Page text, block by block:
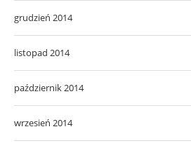
grudzień 2014
listopad 2014
październik 2014
wrzesień 2014